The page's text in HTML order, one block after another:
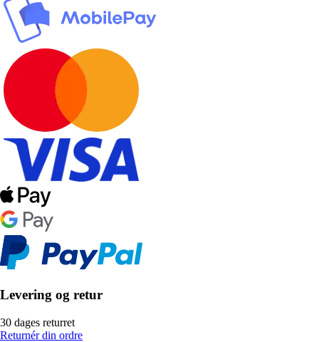
Levering og retur
30 dages returret
Returnér din ordre